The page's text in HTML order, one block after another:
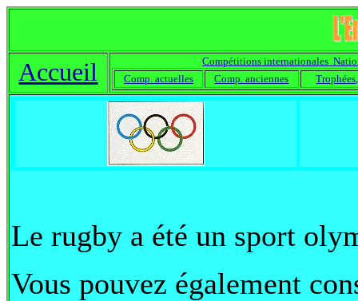
Accueil
Compétitions internationales
Comp. actuelles
Comp. anciennes
Le rugby a été un sport
Vous pouvez également